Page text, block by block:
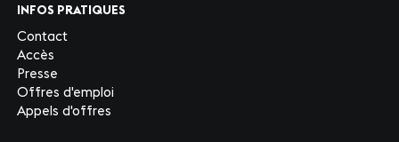
INFOS PRATIQUES
Contact
Accès
Presse
Offres d'emploi
Appels d'offres